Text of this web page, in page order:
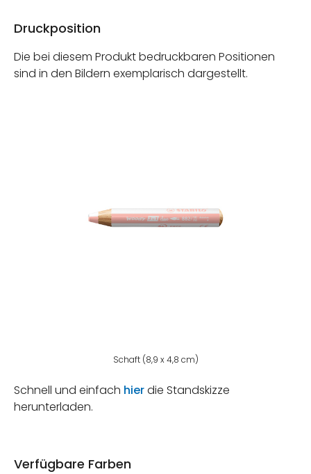
Druckposition
Die bei diesem Produkt bedruckbaren Positionen
sind in den Bildern exemplarisch dargestellt.
Schaft (8,9 x 4,8 cm)
Schnell und einfach hierdie Standskizze
herunterladen.
Verfügbare Farben